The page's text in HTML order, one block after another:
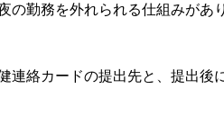
の勤務を外れられる仕組みがあ
連絡カードの提出先と、提出後